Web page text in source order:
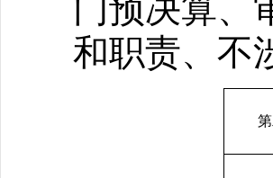
门预决算、
和职责、不